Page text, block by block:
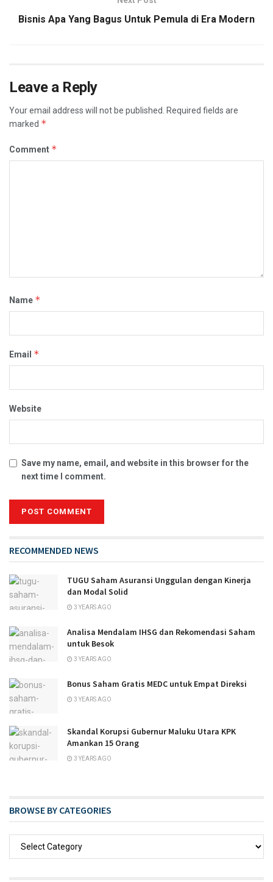
Bisnis Apa Yang Bagus Untuk Pemula di Era Modern
Leave a Reply
Your email address will not be published. Required fields are
marked *
Comment *
Name *
Email *
Website
Save my name, email, and website in this browser for the
next time I comment.
RECOMMENDED NEWS
TUGU Saham Asuransi Unggulan dengan Kinerja
dan Modal Solid
3 YEARS AGO
Analisa Mendalam IHSG dan Rekomendasi Saham
untuk Besok
3 YEARS AGO
Bonus Saham Gratis MEDC untuk Empat Direksi
3 YEARS AGO
Skandal Korupsi Gubernur Maluku Utara KPK
Amankan 15 Orang
3 YEARS AGO
BROWSE BY CATEGORIES